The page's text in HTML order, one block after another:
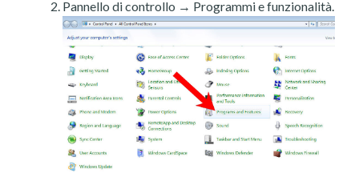
Pannello di controllo → Programmi e funzionalità.